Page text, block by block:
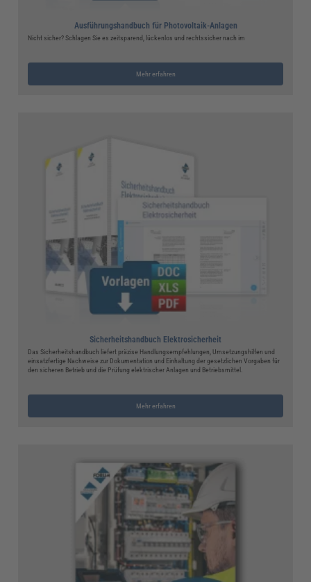
Ausführungshandbuch für Photovoltaik-Anlagen
Nicht sicher? Schlagen Sie es zeitsparend, lückenlos und rechtssicher nach im
Mehr erfahren
Sicherheitshandbuch Elektrosicherheit
Das Sicherheitshandbuch liefert präzise Handlungsempfehlungen, Umsetzungshilfen und
einsatzfertige Nachweise zur Dokumentation und Einhaltung der gesetzlichen Vorgaben für
den sicheren Betrieb und die Prüfung elektrischer Anlagen und Betriebsmittel.
Mehr erfahren